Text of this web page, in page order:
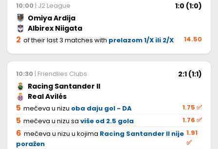
10:00 | J2 League
1:0 (1:0)
Omiya Ardija
Albirex Niigata
2 of their last 3 matches with prelazom 1/X ili 2/X 14.50
10:30 | Friendlies Clubs
2:1 (1:1)
Racing Santander II
Real Avilés
5 mečeva u nizu oba daju gol - DA 1.75 ✅
5 mečeva u nizu sa više od 2.5 gola 1.76 ✅
6 mečeva u nizu u kojima Racing Santander II nije
poražen
1.91
✅